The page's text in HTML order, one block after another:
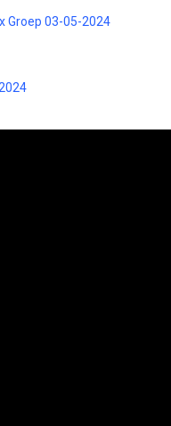
Groep 03-05-2024